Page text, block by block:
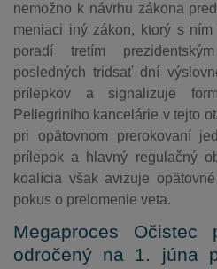
nemožno k návrhu zákona
meniaci iný zákon, ktorý s
poradí tretím
posledných tridsať dní
prílepkov a signalizuje
Pellegriniho kancelárie v tejto
pri opätovnom prerokovaní
prílepok a hlavný regulačný
koalícia však avizuje
pokus o prelomenie veta.
Megaproces Očistec
odročený na 1. júna